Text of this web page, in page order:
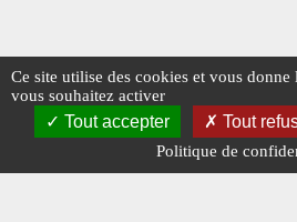
Ce site utilise des cookies et vous
vous souhaitez activer
Tout accepter Tout
Politique de